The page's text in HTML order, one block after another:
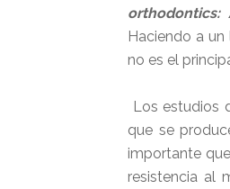
Haciendo a
no es el
Los estudios
que se
importante
resistencia al